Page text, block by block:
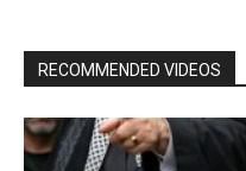
RECOMMENDED VIDEOS